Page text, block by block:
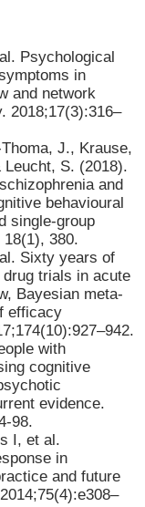
Psychological
in
and network
2018;17(3):316–
J., Krause,
S. (2018).
and
behavioural
single-group
380.
Sixty years of
trials in acute
Bayesian meta-
efficacy
with
cognitive
evidence.
98.
I, et al.
in
and future